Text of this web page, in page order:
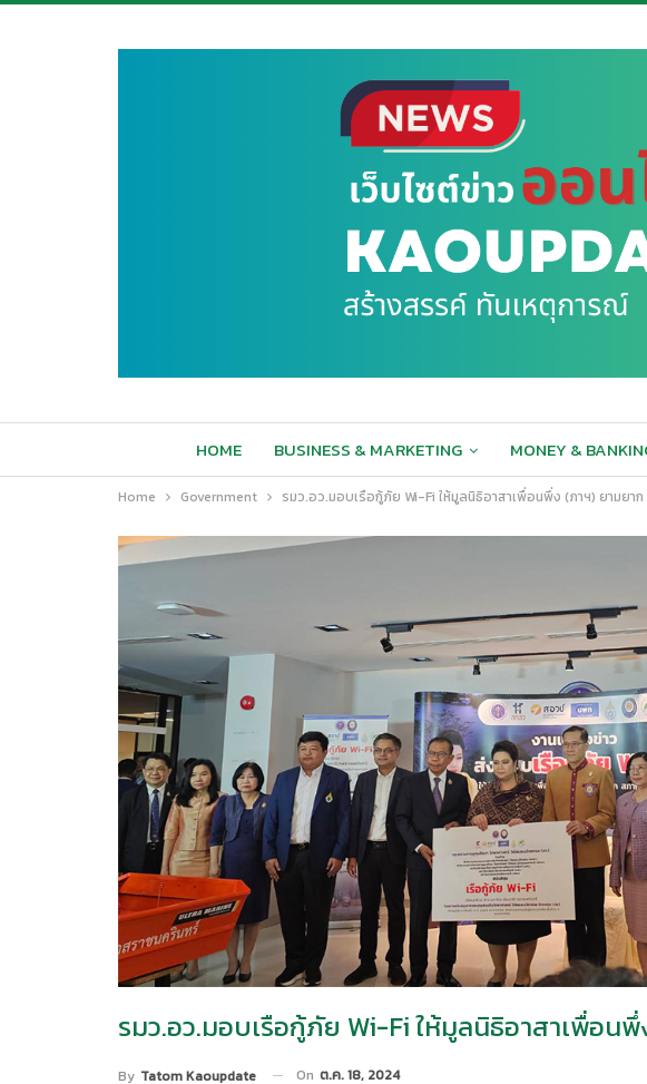
HOME BUSINESS & MARKETING MONEY &
Home Government รมว.อว.มอบเรือกู้ภัย Wi-Fi ให้มูลนิธิอาสาเพื่อนพึ่ง (ภาฯ) ยามยาก
รมว.อว.มอบเรือกู้ภัย Wi-Fi ให้มูลนิธิอาสาเพื่อน
By Tatom Kaoupdate On ต.ค. 18, 2024